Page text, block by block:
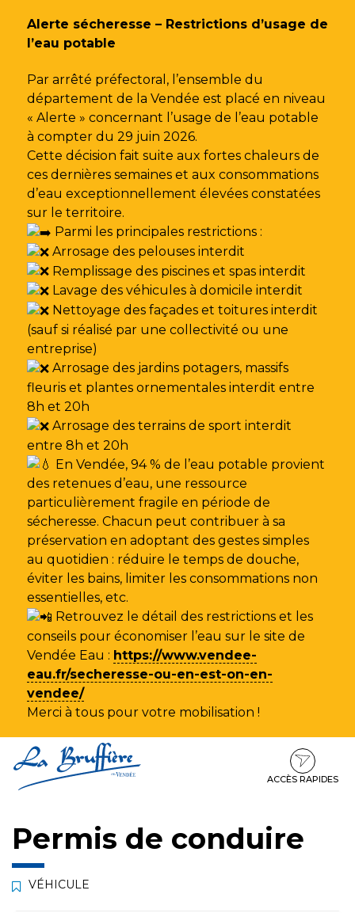
Alerte sécheresse – Restrictions d’usage de
l’eau potable
Par arrêté préfectoral, l’ensemble du
département de la Vendée est placé en niveau
« Alerte » concernant l’usage de l’eau potable
à compter du 29 juin 2026.
Cette décision fait suite aux fortes chaleurs de
ces dernières semaines et aux consommations
d’eau exceptionnellement élevées constatées
sur le territoire.
Parmi les principales restrictions :
Arrosage des pelouses interdit
Remplissage des piscines et spas interdit
Lavage des véhicules à domicile interdit
Nettoyage des façades et toitures interdit
(sauf si réalisé par une collectivité ou une
entreprise)
Arrosage des jardins potagers, massifs
fleuris et plantes ornementales interdit entre
8h et 20h
Arrosage des terrains de sport interdit
entre 8h et 20h
En Vendée, 94 % de l’eau potable provient
des retenues d’eau, une ressource
particulièrement fragile en période de
sécheresse. Chacun peut contribuer à sa
préservation en adoptant des gestes simples
au quotidien : réduire le temps de douche,
éviter les bains, limiter les consommations non
essentielles, etc.
Retrouvez le détail des restrictions et les
conseils pour économiser l’eau sur le site de
Vendée Eau : https://www.vendee-
eau.fr/secheresse-ou-en-est-on-en-
vendee/
Merci à tous pour votre mobilisation !
au
contenu
au
ACCÈS RAPIDES
Permis de conduire
VÉHICULE